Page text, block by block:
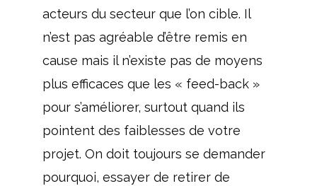
acteurs du secteur que l’on cible. Il
n’est pas agréable d’être remis en
cause mais il n’existe pas de moyens
plus efficaces que les « feed-back »
pour s’améliorer, surtout quand ils
pointent des faiblesses de votre
projet. On doit toujours se demander
pourquoi, essayer de retirer de